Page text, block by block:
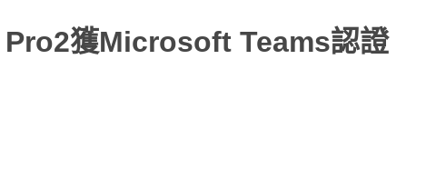
Pro2獲Microsoft Teams認證